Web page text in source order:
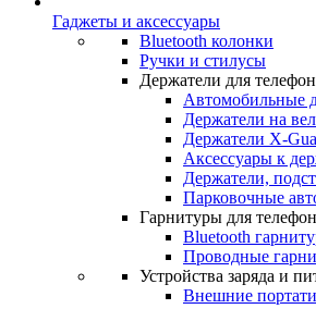
Гаджеты и аксессуары
Bluetooth колонки
Ручки и стилусы
Держатели для
Автомобильные
Держатели на
Держатели X-
Аксессуары к
Держатели,
Парковочные
Гарнитуры для
Bluetooth
Проводные
Устройства заряда и
Внешние